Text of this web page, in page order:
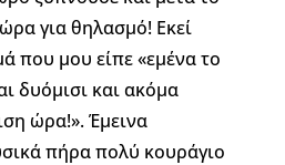
για θηλασμό! Εκεί
που μου είπε «εμένα το
δυόμισι και ακόμα
ώρα!». Έμεινα
πήρα πολύ κουράγιο